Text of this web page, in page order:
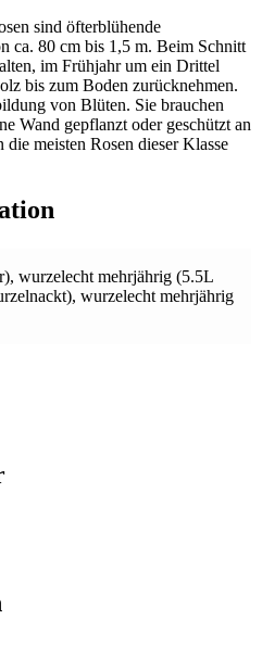
sind öfterblühende
ca. 80 cm bis 1,5 m. Beim Schnitt
im Frühjahr um ein Drittel
bis zum Boden zurücknehmen.
von Blüten. Sie brauchen
Wand gepflanzt oder geschützt an
meisten Rosen dieser Klasse
, wurzelecht mehrjährig (5.5L
, wurzelecht mehrjährig